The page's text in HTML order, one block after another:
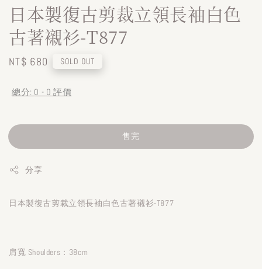
日本製復古剪裁立領長袖白色
古著襯衫-T877
Regular
NT$ 680 SOLD OUT
總分: 0 - 0 評價
售完
分享
日本製復古剪裁立領長袖白色古著襯衫-T877
肩寬 Shoulders：38cm